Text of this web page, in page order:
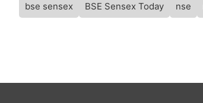
bse sensex BSE Sensex Today nse